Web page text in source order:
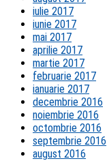
iulie 2017
iunie 2017
mai 2017
aprilie 2017
martie 2017
februarie 2017
ianuarie 2017
decembrie 2016
noiembrie 2016
octombrie 2016
septembrie 2016
august 2016